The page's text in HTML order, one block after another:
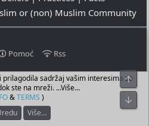
or (non) Muslim Community
Pomoć Rss
- 08-08-2026
Platform ®
sadržaj vašim interesima za
ste na mreži. ...Više...
&TERMS )
Više…
Top